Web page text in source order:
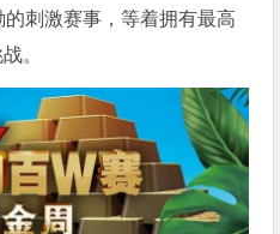
刺激赛事，等着拥有最高
。